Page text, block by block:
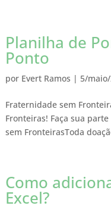
Planilha de
Ponto
por Evert Ramos | 5/
Fraternidade sem
Fronteiras! Faça sua
sem FronteirasToda
Como
Excel?